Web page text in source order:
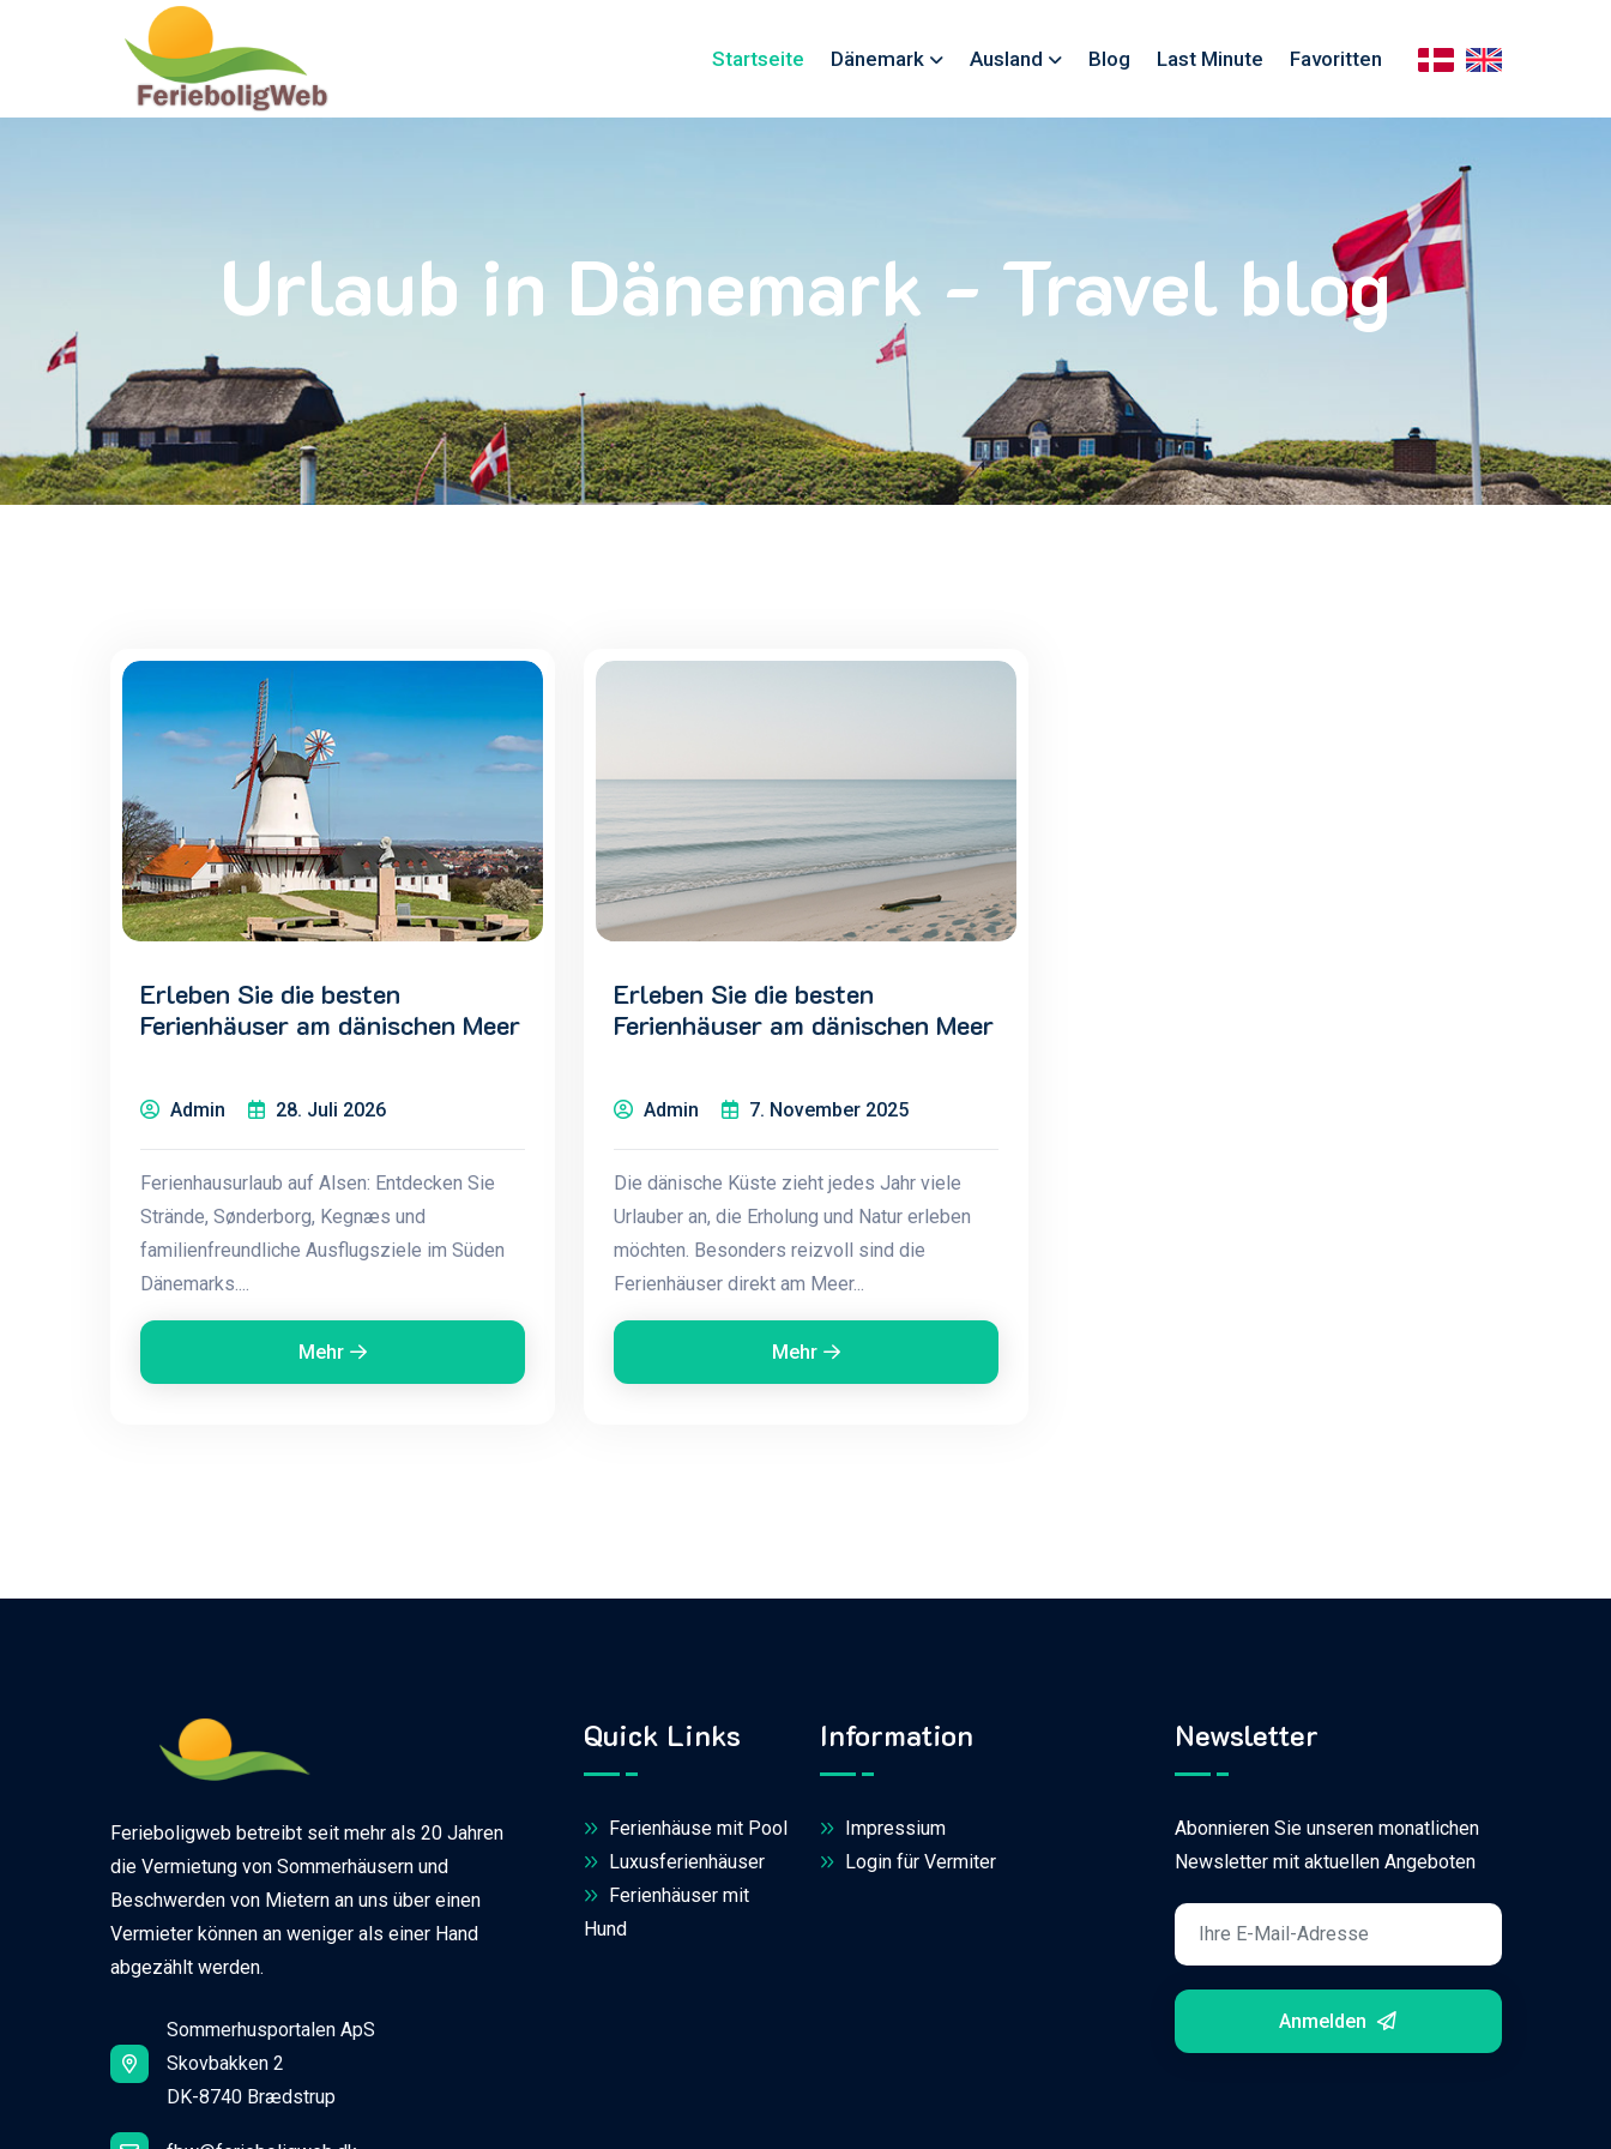
Startseite Dänemark Ausland Blog Last Minute Favoritten
Urlaub in Dänemark - Travel blog
Erleben Sie die besten
Ferienhäuser am dänischen Meer
Admin 28. Juli 2026
Ferienhausurlaub auf Alsen: Entdecken Sie
Strände, Sønderborg, Kegnæs und
familienfreundliche Ausflugsziele im Süden
Dänemarks....
Mehr
Erleben Sie die besten
Ferienhäuser am dänischen Meer
Admin 7. November 2025
Die dänische Küste zieht jedes Jahr viele
Urlauber an, die Erholung und Natur erleben
möchten. Besonders reizvoll sind die
Ferienhäuser direkt am Meer...
Mehr
Ferieboligweb betreibt seit mehr als 20 Jahren
die Vermietung von Sommerhäusern und
Beschwerden von Mietern an uns über einen
Vermieter können an weniger als einer Hand
abgezählt werden.
Sommerhusportalen ApS
Skovbakken 2
DK-8740 Brædstrup
Quick Links
Ferienhäuse mit Pool
Luxusferienhäuser
Ferienhäuser mit
Hund
Information
Impressium
Login für Vermiter
Newsletter
Abonnieren Sie unseren monatlichen
Newsletter mit aktuellen Angeboten
Anmelden